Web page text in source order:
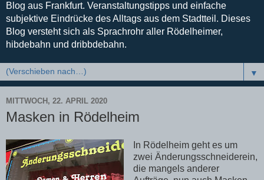
Blog aus Frankfurt. Veranstaltungstipps und einfache
subjektive Eindrücke des Alltags aus dem Stadtteil. Dieses
Blog versteht sich als Sprachrohr aller Rödelheimer,
hibdebahn und dribbdebahn.
▼
MITTWOCH, 22. APRIL 2020
Masken in Rödelheim
In Rödelheim geht es um
zwei Änderungsschneiderein,
die mangels anderer